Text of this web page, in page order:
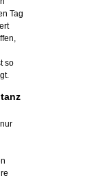
Tag
so